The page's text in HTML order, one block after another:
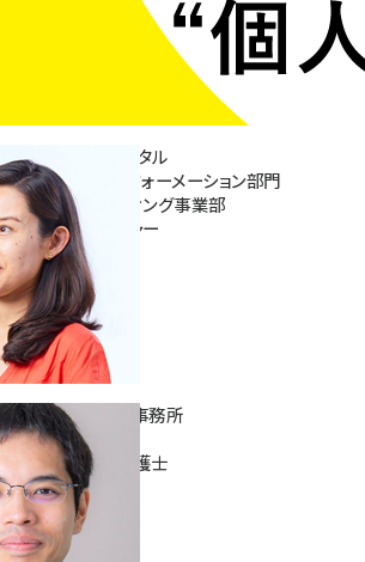
株式会社電通デジタル
ビジネストランスフォーメーション部門
サービスマーケティング事業部
グループマネージャー
今井紫
森・濱田松本法律事務所
パートナー弁護士
ニューヨーク州弁護士
田中浩之